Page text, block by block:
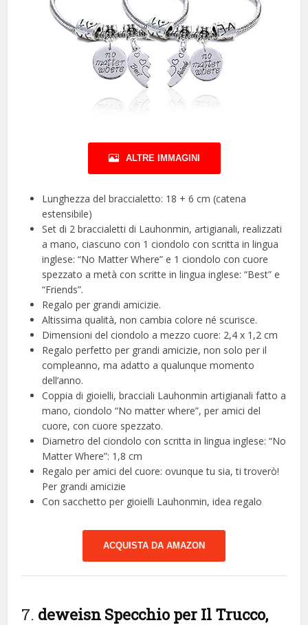
ALTRE IMMAGINI
Lunghezza del braccialetto: 18 + 6 cm (catena
estensibile)
Set di 2 braccialetti di Lauhonmin, artigianali, realizzati
a mano, ciascuno con 1 ciondolo con scritta in lingua
inglese: “No Matter Where” e 1 ciondolo con cuore
spezzato a metà con scritte in lingua inglese: “Best” e
“Friends”.
Regalo per grandi amicizie.
Altissima qualità, non cambia colore né scurisce.
Dimensioni del ciondolo a mezzo cuore: 2,4 x 1,2 cm
Regalo perfetto per grandi amicizie, non solo per il
compleanno, ma adatto a qualunque momento
dell’anno.
Coppia di gioielli, bracciali Lauhonmin artigianali fatto a
mano, ciondolo “No matter where”, per amici del
cuore, con cuore spezzato.
Diametro del ciondolo con scritta in lingua inglese: “No
Matter Where”: 1,8 cm
Regalo per amici del cuore: ovunque tu sia, ti troverò!
Per grandi amicizie
Con sacchetto per gioielli Lauhonmin, idea regalo
ACQUISTA DA AMAZON
7. deweisn Specchio per Il Trucco,